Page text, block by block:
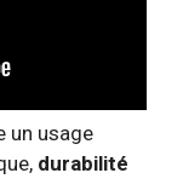
un usage
durabilité